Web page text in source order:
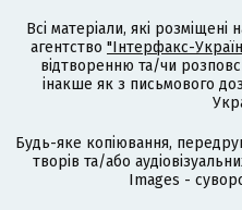
Всі матеріали, які розміщені
агентство "Інтерфакс-
відтворенню та/чи
інакше як з письмового
Будь-яке копіювання,
творів та/або
Images -